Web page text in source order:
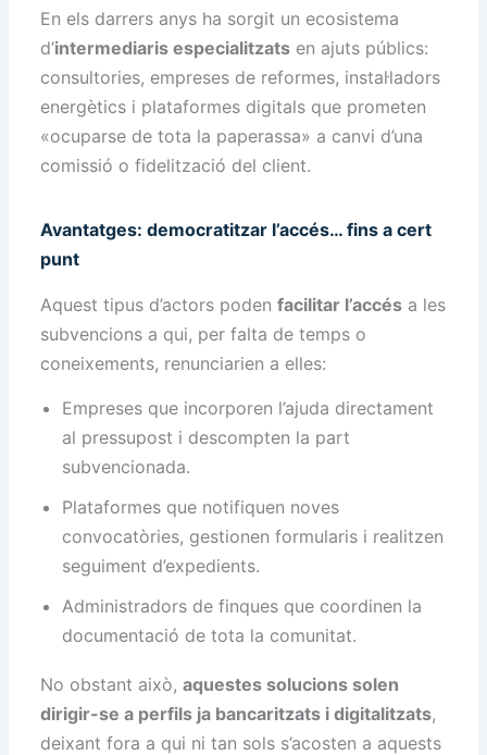
En els darrers anys ha sorgit un ecosistema
d’intermediaris especialitzats en ajuts públics:
consultories, empreses de reformes, instal·ladors
energètics i plataformes digitals que prometen
«ocuparse de tota la paperassa» a canvi d’una
comissió o fidelització del client.
Avantatges: democratitzar l’accés… fins a cert
punt
Aquest tipus d’actors podenfacilitar l’accés a les
subvencions a qui, per falta de temps o
coneixements, renunciarien a elles:
Empreses que incorporen l’ajuda directament
al pressupost i descompten la part
subvencionada.
Plataformes que notifiquen noves
convocatòries, gestionen formularis i realitzen
seguiment d’expedients.
Administradors de finques que coordinen la
documentació de tota la comunitat.
No obstant això,aquestes solucions solen
dirigir-se a perfils ja bancaritzats i digitalitzats,
deixant fora a qui ni tan sols s’acosten a aquests